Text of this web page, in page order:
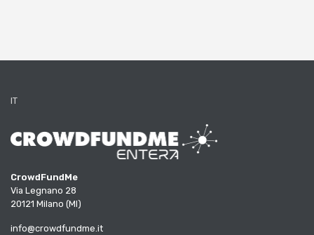
IT
CrowdFundMe
Via Legnano 28
20121 Milano (MI)
info@crowdfundme.it